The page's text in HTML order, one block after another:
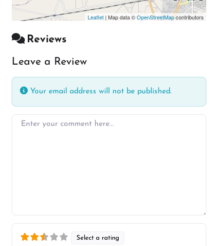
Leaflet | Map data ©OpenStreetMapcontributors
Reviews
Leave a Review
Your email address will not be published.
Enter your comment here…
Select a rating